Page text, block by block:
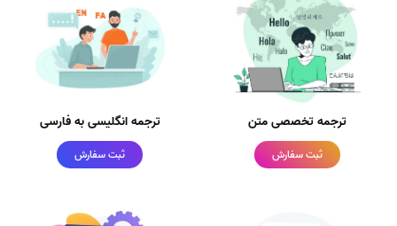
ترجمه تخصصی متن
ثبت سفارش
ترجمه انگلیسی به فارسی
ثبت سفارش